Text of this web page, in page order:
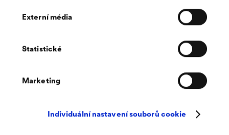
Externí média
Statistické
Marketing
Individuální nastavení souborů cookie